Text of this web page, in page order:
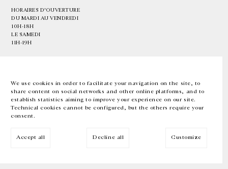
We use cookies in order to facilitate your navigation on the site, to
share content on social networks and other online platforms, and to
establish statistics aiming to improve your experience on our site.
Technical cookies cannot be configured, but the others require your
consent.
Accept all Decline all Customize
HORAIRES D'OUVERTURE
DU MARDI AU VENDREDI
10H-18H
LE SAMEDI
11H-19H
EN FR 中文 Facebook Instagram
Inscrivez-vous à notre newsletter